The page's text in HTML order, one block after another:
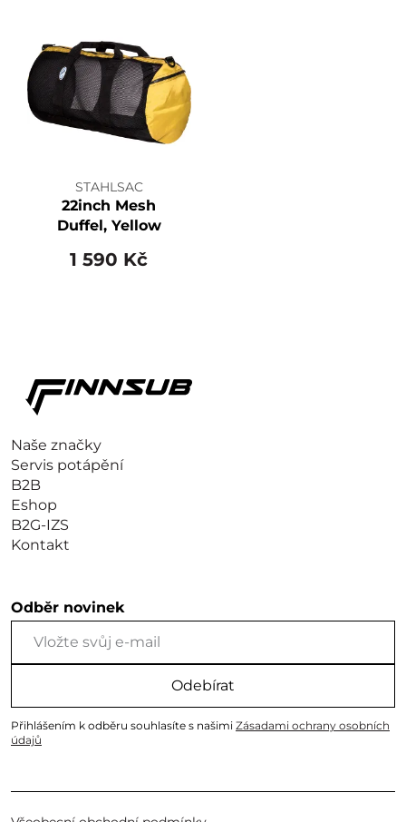
STAHLSAC
22inch Mesh
Duffel, Yellow
1 590 Kč
Naše značky
Servis potápění
B2B
Eshop
B2G-IZS
Kontakt
Odběr novinek
Odebírat
Přihlášením k odběru souhlasíte s našimi Zásadami ochrany osobních
údajů